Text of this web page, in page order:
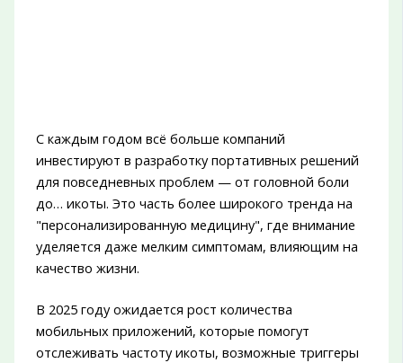
С каждым годом всё больше компаний
инвестируют в разработку портативных решений
для повседневных проблем — от головной боли
до… икоты. Это часть более широкого тренда на
"персонализированную медицину", где внимание
уделяется даже мелким симптомам, влияющим на
качество жизни.
В 2025 году ожидается рост количества
мобильных приложений, которые помогут
отслеживать частоту икоты, возможные триггеры